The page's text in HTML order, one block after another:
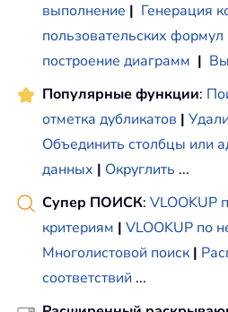
выполнение | Генерация
пользовательских формул
построение диаграмм |
Популярные функции:
отметка дубликатов |
Объединить столбцы или
данных | Округлить ...
Супер ПОИСК: VLOOKUP
критериям | VLOOKUP по
Многолистовой поиск |
соответствий ...